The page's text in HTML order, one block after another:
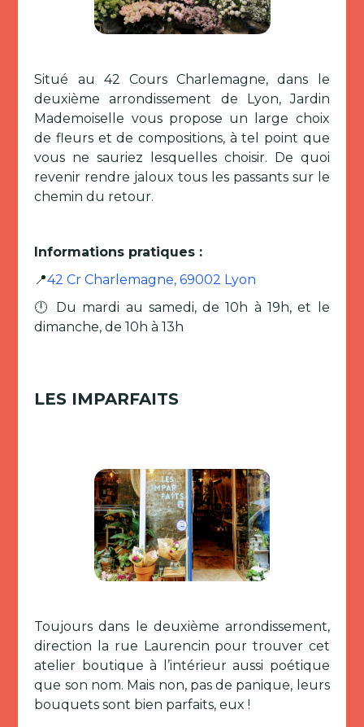
Situé au 42 Cours Charlemagne, dans le
deuxième arrondissement de Lyon, Jardin
Mademoiselle vous propose un large choix
de fleurs et de compositions, à tel point que
vous ne sauriez lesquelles choisir. De quoi
revenir rendre jaloux tous les passants sur le
chemin du retour.
Informations pratiques :
📍42 Cr Charlemagne, 69002 Lyon
🕛 Du mardi au samedi, de 10h à 19h, et le
dimanche, de 10h à 13h
LES IMPARFAITS
Toujours dans le deuxième arrondissement,
direction la rue Laurencin pour trouver cet
atelier boutique à l’intérieur aussi poétique
que son nom. Mais non, pas de panique, leurs
bouquets sont bien parfaits, eux !